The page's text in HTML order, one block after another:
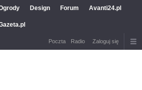
Design Forum Avanti24.pl
Poczta Radio Zaloguj się